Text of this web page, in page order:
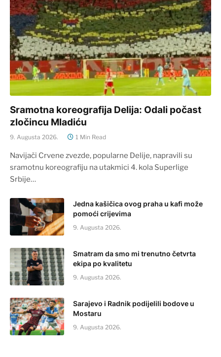
Sramotna koreografija Delija: Odali počast
zločincu Mladiću
9. Augusta 2026. 1 Min Read
Navijači Crvene zvezde, popularne Delije, napravili su
sramotnu koreografiju na utakmici 4. kola Superlige
Srbije…
Jedna kašičica ovog praha u kafi može
pomoći crijevima
9. Augusta 2026.
Smatram da smo mi trenutno četvrta
ekipa po kvalitetu
9. Augusta 2026.
Sarajevo i Radnik podijelili bodove u
Mostaru
9. Augusta 2026.